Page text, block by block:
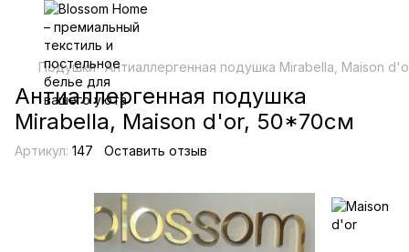
Подушки Антиаллергенная подушка Mirabella, Maison
Антиаллергенная подушка
Mirabella, Maison d'or, 50*70см
Артикул: 147 Оставить отзыв